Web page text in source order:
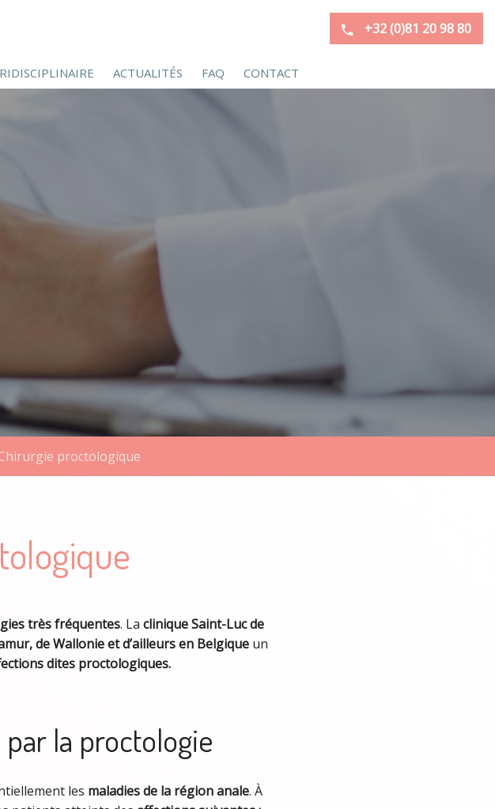
+32 (0)81 20 98 80
ACTUALITÉS FAQ CONTACT
proctologique
très fréquentes. La clinique Saint-Luc de
de Wallonie et d’ailleurs en Belgique un
dites proctologiques.
par la proctologie
les maladies de la région anale. À